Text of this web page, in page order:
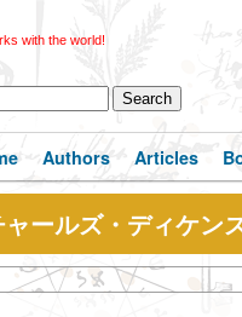
with the world!
Authors Articles
ールズ・ディケン